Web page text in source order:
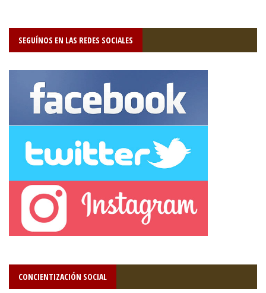
SEGUÍNOS EN LAS REDES SOCIALES
CONCIENTIZACIÓN SOCIAL